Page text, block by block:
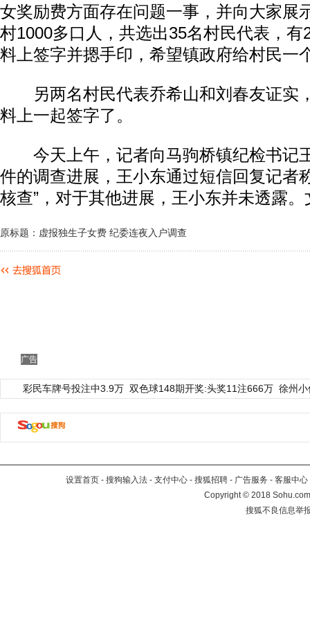
女奖励费方面存在问题一事，并向大家展
村1000多口人，共选出35名村民代表，有
料上签字并摁手印，希望镇政府给村民一
另两名村民代表乔希山和刘春友证实
料上一起签字了。
今天上午，记者向马驹桥镇纪检书记
件的调查进展，王小东通过短信回复记者
核查”，对于其他进展，王小东并未透露
原标题：虚报独生子女费 纪委连夜入户调查
广告
彩民车牌号投注中3.9万 双色球148期开奖:头奖11注666万 徐州
设置首页 - 搜狗输入法 - 支付中心 - 搜狐招聘 - 广告服务 - 客服中心
Copyright©2018
搜狐不良信息举